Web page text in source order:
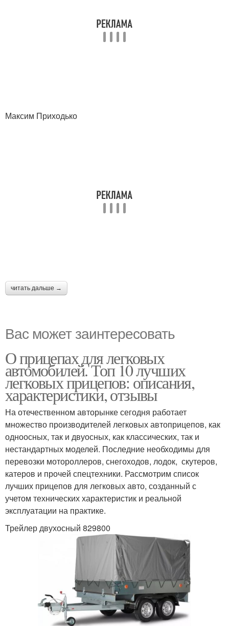
Максим Приходько
читать дальше →
Вас может заинтересовать
О прицепах для легковых
автомобилей. Топ 10 лучших
легковых прицепов: описания,
характеристики, отзывы
На отечественном авторынке сегодня работает
множество производителей легковых автоприцепов, как
одноосных, так и двуосных, как классических, так и
нестандартных моделей. Последние необходимы для
перевозки мотороллеров, снегоходов, лодок, скутеров,
катеров и прочей спецтехники. Рассмотрим список
лучших прицепов для легковых авто, созданный с
учетом технических характеристик и реальной
эксплуатации на практике.
Трейлер двухосный 829800